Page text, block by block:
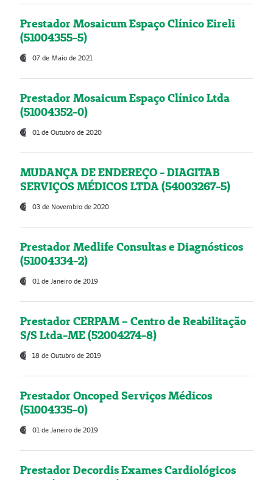
Prestador Mosaicum Espaço Clínico Eireli
(51004355-5)
07 de Maio de 2021
Prestador Mosaicum Espaço Clínico Ltda
(51004352-0)
01 de Outubro de 2020
MUDANÇA DE ENDEREÇO - DIAGITAB
SERVIÇOS MÉDICOS LTDA (54003267-5)
03 de Novembro de 2020
Prestador Medlife Consultas e Diagnósticos
(51004334-2)
01 de Janeiro de 2019
Prestador CERPAM – Centro de Reabilitação
S/S Ltda-ME (52004274-8)
18 de Outubro de 2019
Prestador Oncoped Serviços Médicos
(51004335-0)
01 de Janeiro de 2019
Prestador Decordis Exames Cardiológicos